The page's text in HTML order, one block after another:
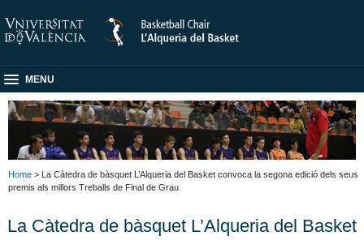
MENU
Home > La Càtedra de bàsquet L’Alqueria del Basket convoca la segona edició dels seus
premis als millors Treballs de Final de Grau
La Càtedra de bàsquet L’Alqueria del Basket